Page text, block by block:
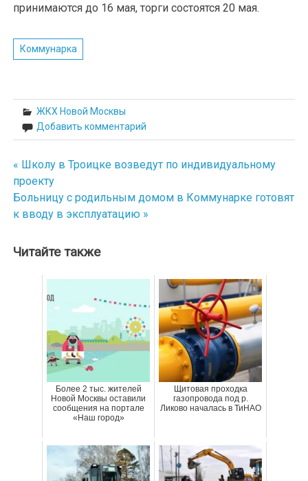
принимаются до 16 мая, торги состоятся 20 мая.
Коммунарка
ЖКХ Новой Москвы
Добавить комментарий
Навигация
по
записям
« Школу в Троицке возведут по индивидуальному
проекту
Больницу с родильным домом в Коммунарке готовят
к вводу в эксплуатацию »
Читайте также
Более 2 тыс. жителей
Новой Москвы оставили
сообщения на портале
«Наш город»
Щитовая проходка
газопровода под р.
Ликово началась в ТиНАО